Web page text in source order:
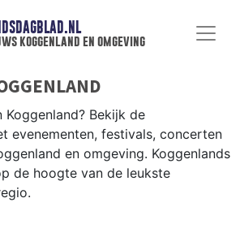
koggenland en omgeving
Bekijk de
evenementen, festivals, concerten
en omgeving. Koggenlands
de hoogte van de leukste